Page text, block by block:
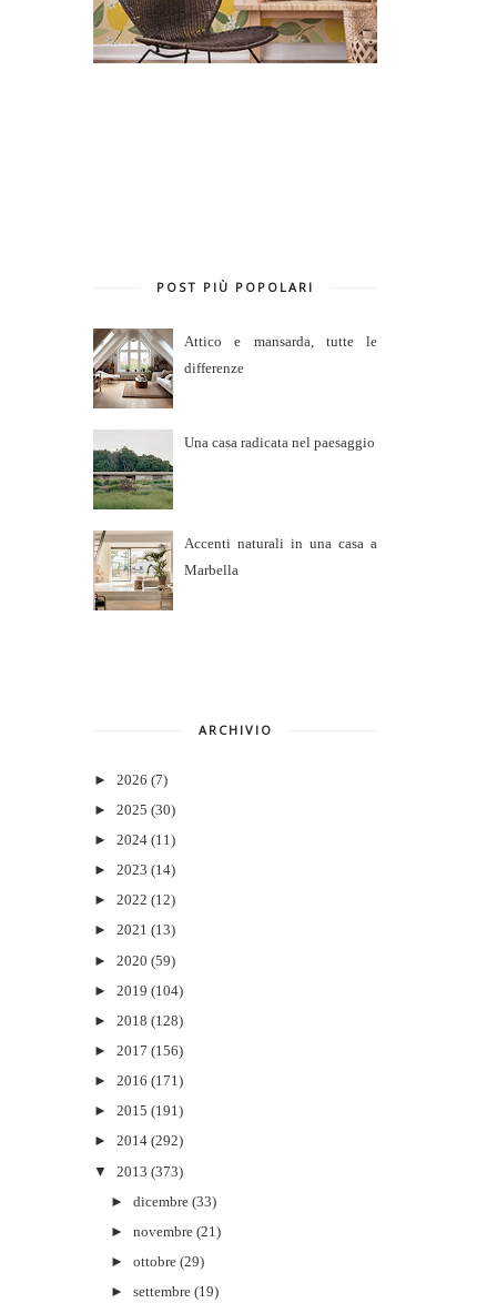
POST PIÙ POPOLARI
Attico e mansarda, tutte le
differenze
Una casa radicata nel paesaggio
Accenti naturali in una casa a
Marbella
ARCHIVIO
► 2026 (7)
► 2025 (30)
► 2024 (11)
► 2023 (14)
► 2022 (12)
► 2021 (13)
► 2020 (59)
► 2019 (104)
► 2018 (128)
► 2017 (156)
► 2016 (171)
► 2015 (191)
► 2014 (292)
▼
2013 (373)
►dicembre (33)
►novembre (21)
►ottobre (29)
►settembre (19)